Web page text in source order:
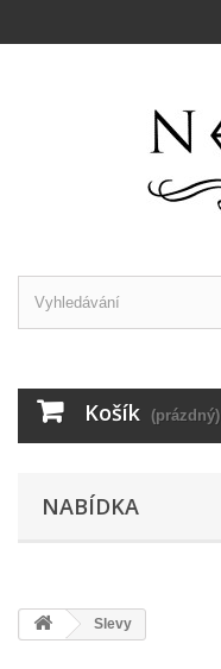
Košík (prázdný)
NABÍDKA
Slevy